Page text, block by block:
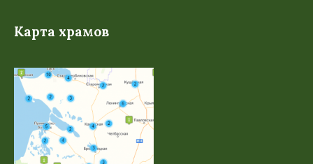
Карта храмов